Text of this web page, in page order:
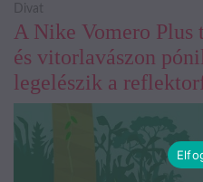
A Nike Vomero Plus
és vitorlavászon
legelészik a
Divat